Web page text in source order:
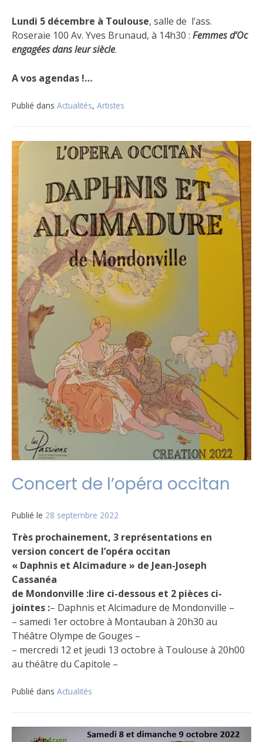
Lundi 5 décembre à Toulouse, salle de l’ass.
Roseraie 100 Av. Yves Brunaud, à 14h30 : Femmes d’Oc
engagées dans leur siècle.
A vos agendas !…
Publié dans Actualités, Artistes
Concert de l’opéra occitan
Publié le 28 septembre 2022
Très prochainement, 3 représentations en
version concert de l’opéra occitan
« Daphnis et Alcimadure » de Jean-Joseph
Cassanéa
de Mondonville :lire ci-dessous et 2 pièces ci-
jointes :– Daphnis et Alcimadure de Mondonville –
– samedi 1er octobre à Montauban à 20h30 au
Théâtre Olympe de Gouges –
– mercredi 12 et jeudi 13 octobre à Toulouse à 20h00
au théâtre du Capitole –
Publié dans Actualités